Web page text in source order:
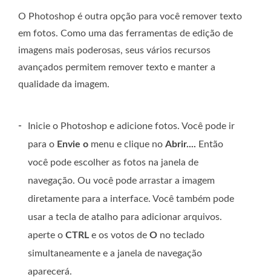
O Photoshop é outra opção para você remover texto
em fotos. Como uma das ferramentas de edição de
imagens mais poderosas, seus vários recursos
avançados permitem remover texto e manter a
qualidade da imagem.
-
Inicie o Photoshop e adicione fotos. Você pode ir
para o Envie o menu e clique no Abrir.... Então
você pode escolher as fotos na janela de
navegação. Ou você pode arrastar a imagem
diretamente para a interface. Você também pode
usar a tecla de atalho para adicionar arquivos.
aperte o CTRL e os votos de O no teclado
simultaneamente e a janela de navegação
aparecerá.